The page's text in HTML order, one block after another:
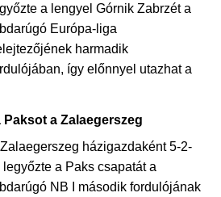
a lengyel Górnik Zabrzét a
Európa-liga
harmadik
így előnnyel utazhat a
a Zalaegerszeg
házigazdaként 5-2-
legyőzte a Paks csapatát a
NB I második fordulójának